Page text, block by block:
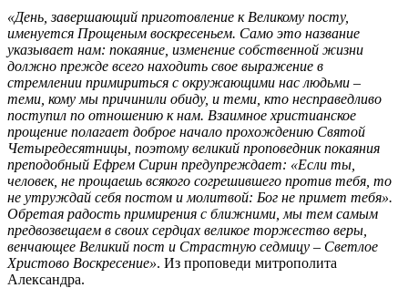
«День, завершающий приготовление к Великому посту,
именуется Прощеным воскресеньем. Само это название
указывает нам: покаяние, изменение собственной жизни
должно прежде всего находить свое выражение в
стремлении примириться с окружающими нас людьми –
теми, кому мы причинили обиду, и теми, кто несправедливо
поступил по отношению к нам. Взаимное христианское
прощение полагает доброе начало прохождению Святой
Четыредесятницы, поэтому великий проповедник покаяния
преподобный Ефрем Сирин предупреждает: «Если ты,
человек, не прощаешь всякого согрешившего против тебя, то
не утруждай себя постом и молитвой: Бог не примет тебя».
Обретая радость примирения с ближними, мы тем самым
предвозвещаем в своих сердцах великое торжество веры,
венчающее Великий пост и Страстную седмицу – Светлое
Христово Воскресение». Из проповеди митрополита
Александра.